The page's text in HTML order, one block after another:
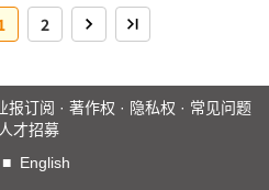
2
报订阅 · 著作权 · 隐私权 · 常见问题
人才招募
English